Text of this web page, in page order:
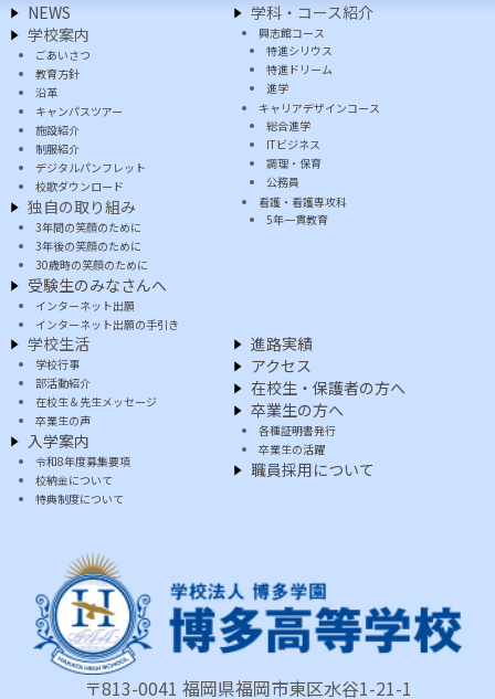
NEWS
学校案内
ごあいさつ
教育方針
沿革
キャンパスツアー
施設紹介
制服紹介
デジタルパンフレット
校歌ダウンロード
独自の取り組み
3年間の笑顔のために
3年後の笑顔のために
30歳時の笑顔のために
受験生のみなさんへ
インターネット出願
インターネット出願の手引き
学科・コース紹介
興志館コース
特進シリウス
特進ドリーム
進学
キャリアデザインコース
総合進学
ITビジネス
調理・保育
公務員
看護・看護専攻科
5年一貫教育
学校生活
学校行事
部活動紹介
在校生＆先生メッセージ
卒業生の声
入学案内
令和8年度募集要項
校納金について
特典制度について
進路実績
アクセス
在校生・保護者の方へ
卒業生の方へ
各種証明書発行
卒業生の活躍
職員採用について
〒813-0041 福岡県福岡市東区水谷1-21-1